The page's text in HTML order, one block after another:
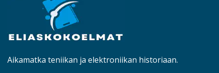
Aikamatka teniikan ja elektroniikan historiaan.